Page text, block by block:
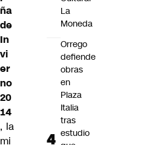
ña
de
In
vi
er
no
20
14
, la
mi
La
Moneda
Orrego
defiende
obras
en
Plaza
Italia
tras
estudio